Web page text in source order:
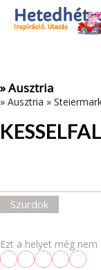
Az oldal sütiket
Adatvédelmi
» Ausztria
» Ausztria »
Szurdok
Ezt a helyet még